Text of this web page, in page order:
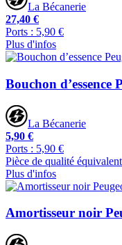
La Bécanerie
27,40 €
Ports : 5,90 €
Plus d'infos
Bouchon d’essence
La Bécanerie
5,90 €
Ports : 5,90 €
Pièce de qualité
Plus d'infos
Amortisseur noir